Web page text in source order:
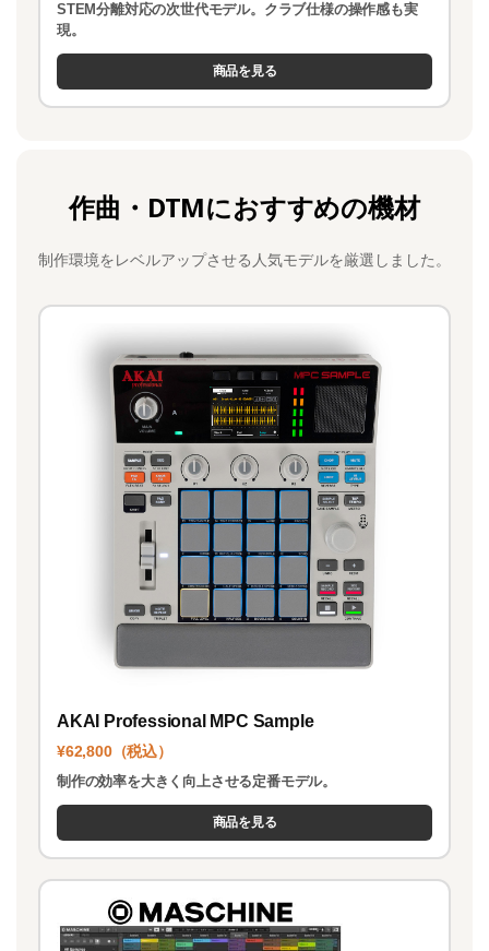
STEM分離対応の次世代モデル。クラブ仕様の操作感も実
現。
商品を見る
作曲・DTMにおすすめの機材
制作環境をレベルアップさせる人気モデルを厳選しました。
AKAI Professional MPC Sample
¥62,800（税込）
制作の効率を大きく向上させる定番モデル。
商品を見る